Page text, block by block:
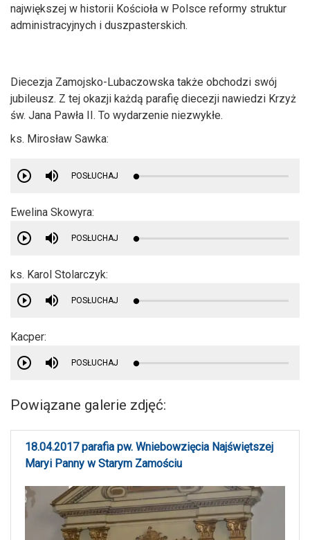
największej w historii Kościoła w Polsce reformy struktur
administracyjnych i duszpasterskich.
Diecezja Zamojsko-Lubaczowska także obchodzi swój
jubileusz. Z tej okazji każdą parafię diecezji nawiedzi Krzyż
św. Jana Pawła II. To wydarzenie niezwykłe.
ks. Mirosław Sawka:
POSŁUCHAJ
Ewelina Skowyra:
POSŁUCHAJ
ks. Karol Stolarczyk:
POSŁUCHAJ
Kacper:
POSŁUCHAJ
Powiązane galerie zdjęć:
18.04.2017 parafia pw. Wniebowzięcia Najświętszej
Maryi Panny w Starym Zamościu